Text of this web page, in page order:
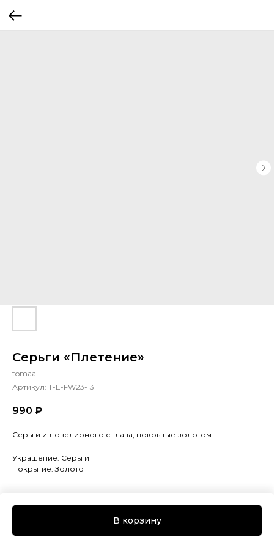
Серьги «Плетение»
tomaa
Артикул: T-E-FW23-13
990 ₽
В корзину
Серьги из ювелирного сплава, покрытые золотом
Украшение: Серьги
Покрытие: Золото